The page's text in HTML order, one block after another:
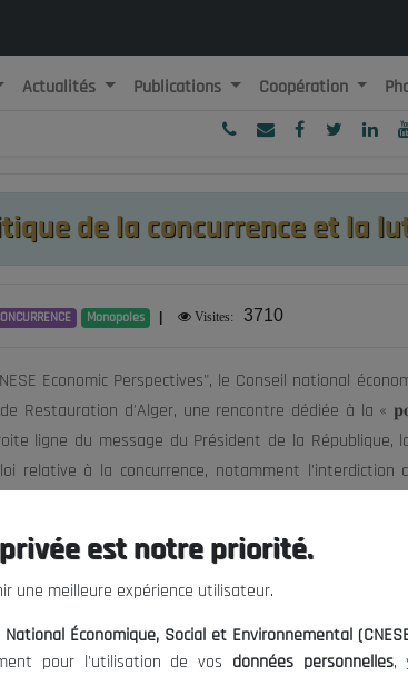
République Algérienne Démocratique et
Actualités Publications Coopération
de la concurrence et la
Monopoles Visites: 3710
Economic Perspectives", le Conseil national
Restauration d'Alger, une rencontre dédiée à la «
ligne du message du Président de la République,
relative à la concurrence, notamment
est notre priorité.
une meilleure expérience utilisateur.
National Économique, Social et Environnemental
pour l'utilisation de vos données personnelles,